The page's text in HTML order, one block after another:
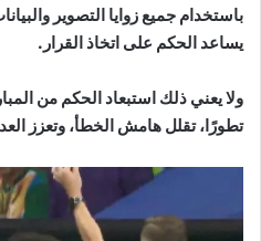
باستخدام جميع زوايا التصوير
يساعد الحكم على اتخاذ القرار.
ولا يعني ذلك استبعاد الحكم من
تطورًا، تقلل هامش الخطأ، وتعزز